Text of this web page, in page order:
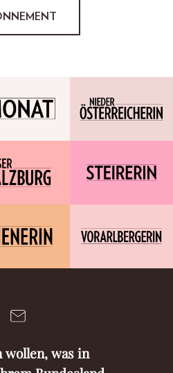
wollen, was in